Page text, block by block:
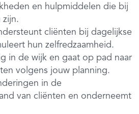
en hulpmiddelen die bij
zijn.
cliënten bij dagelijkse
hun zelfredzaamheid.
in de wijk en gaat op pad naar
volgens jouw planning.
in de
van cliënten en onderneemt